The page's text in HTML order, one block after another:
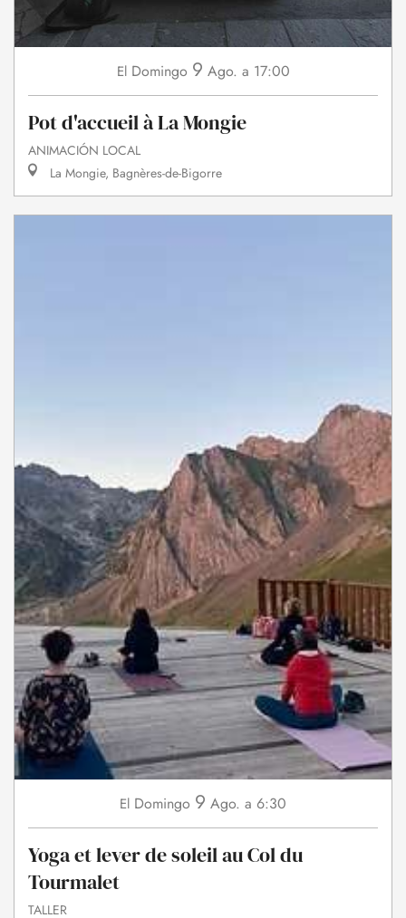
El Domingo 9 Ago. a 17:00
Pot d'accueil à La Mongie
ANIMACIÓN LOCAL
La Mongie, Bagnères-de-Bigorre
El Domingo 9 Ago. a 6:30
Yoga et lever de soleil au Col du
Tourmalet
TALLER